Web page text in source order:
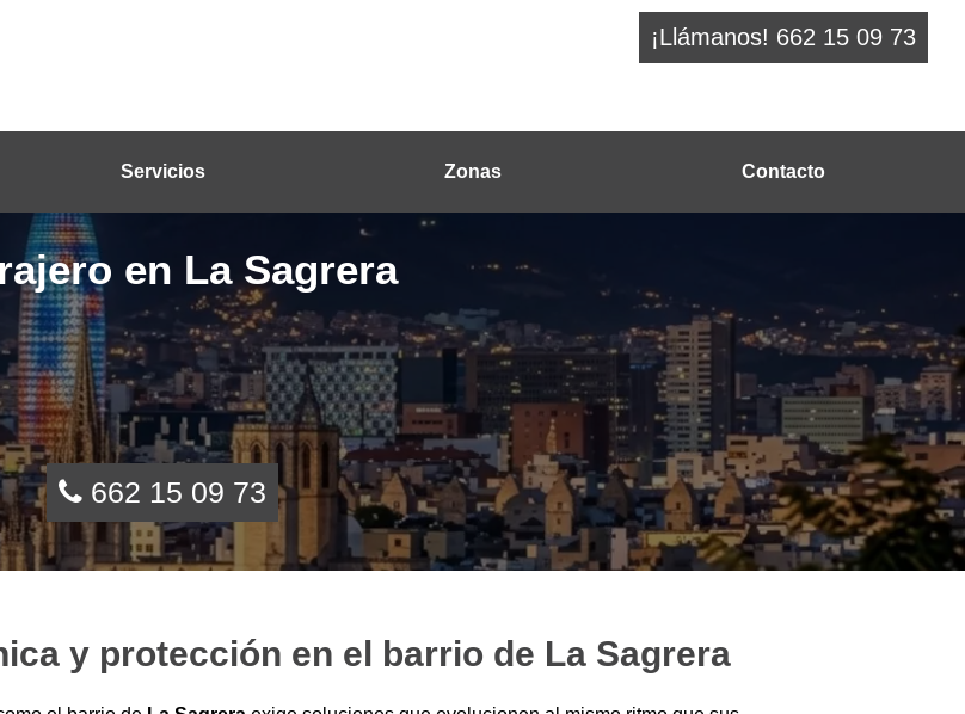
¡Llámanos! 662 15 09 73
Servicios Zonas Contacto
en La Sagrera
662 15 09 73
y protección en el barrio de La Sagrera